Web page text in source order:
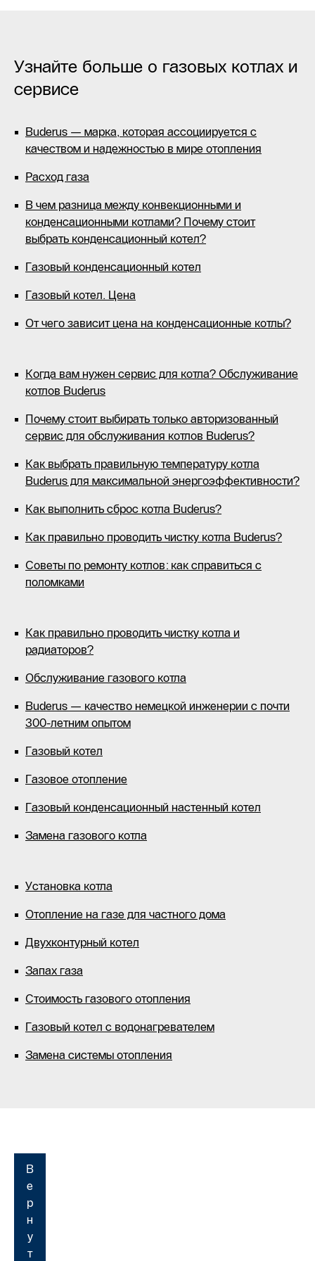
Узнайте больше о газовых котлах и
сервисе
Buderus — марка, которая ассоциируется с
качеством и надежностью в мире отопления
Расход газа
В чем разница между конвекционными и
конденсационными котлами? Почему стоит
выбрать конденсационный котел?
Газовый конденсационный котел
Газовый котел. Цена
От чего зависит цена на конденсационные котлы?
Когда вам нужен сервис для котла? Обслуживание
котлов Buderus
Почему стоит выбирать только авторизованный
сервис для обслуживания котлов Buderus?
Как выбрать правильную температуру котла
Buderus для максимальной энергоэффективности?
Как выполнить сброс котла Buderus?
Как правильно проводить чистку котла Buderus?
Советы по ремонту котлов: как справиться с
поломками
Как правильно проводить чистку котла и
радиаторов?
Обслуживание газового котла
Buderus — качество немецкой инженерии с почти
300-летним опытом
Газовый котел
Газовое отопление
Газовый конденсационный настенный котел
Замена газового котла
Установка котла
Отопление на газе для частного дома
Двухконтурный котел
Запах газа
Стоимость газового отопления
Газовый котел с водонагревателем
Замена системы отопления
В
е
р
н
у
т